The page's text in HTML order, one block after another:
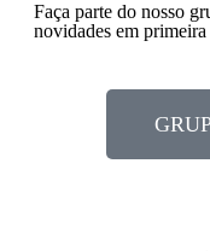
Faça parte do nosso
novidades em primeira